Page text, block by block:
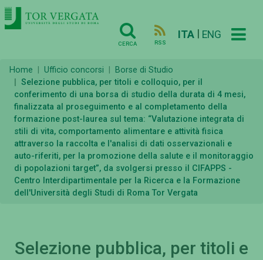
CERCA RSS
ITA ENG
Home Ufficio concorsi
Borse di Studio
Selezione pubblica, per titoli e colloquio, per il
conferimento di una borsa di studio della durata di 4 mesi,
finalizzata al proseguimento e al completamento della
formazione post-laurea sul tema: “Valutazione integrata di
stili di vita, comportamento alimentare e attività fisica
attraverso la raccolta e l'analisi di dati osservazionali e
auto-riferiti, per la promozione della salute e il monitoraggio
di popolazioni target”, da svolgersi presso il CIFAPPS -
Centro Interdipartimentale per la Ricerca e la Formazione
dell'Università degli Studi di Roma Tor Vergata
Selezione pubblica, per titoli e